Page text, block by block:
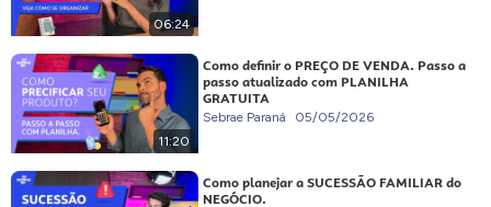
06:24
11:20
Como definir o PREÇO DE VENDA. Passo a
passo atualizado com PLANILHA
GRATUITA
Sebrae Paraná 05/05/2026
Como planejar a SUCESSÃO FAMILIAR do
NEGÓCIO.